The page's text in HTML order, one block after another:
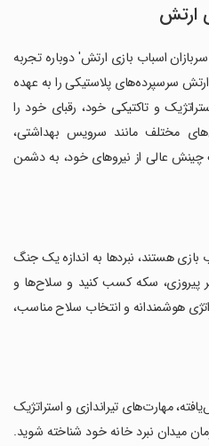
ارتش
اسباب بازی ارتش' دوباره تجربه
ارتش سرسپرده‌های پلاستیکی را به عهده
و تاکتیکی خود، رقبای خود را
مختلف مانند سرویس بهداشتی،
چینش عالی از نیروهای خود، به دشمن
بازی هستند، نبردها به اندازه یک جنگ
پیروزی، سکه کسب کنید و سلاح‌ها و
هوشمندانه‌ و انتخاب سلاح مناسب،
مهارت‌های تیراندازی و استراتژیک
میدان نبرد خانه خود شناخته شوید.